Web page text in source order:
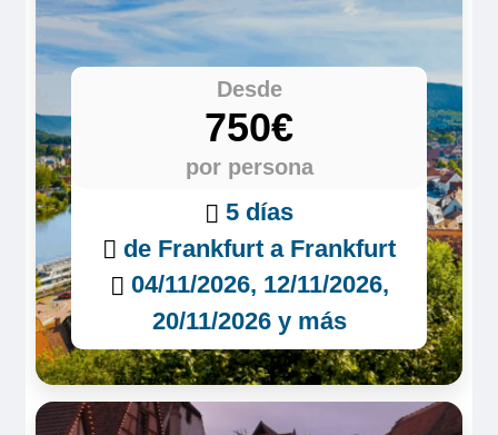
Desde
750€
por persona
5 días
de Frankfurt a Frankfurt
04/11/2026, 12/11/2026,
20/11/2026 y más